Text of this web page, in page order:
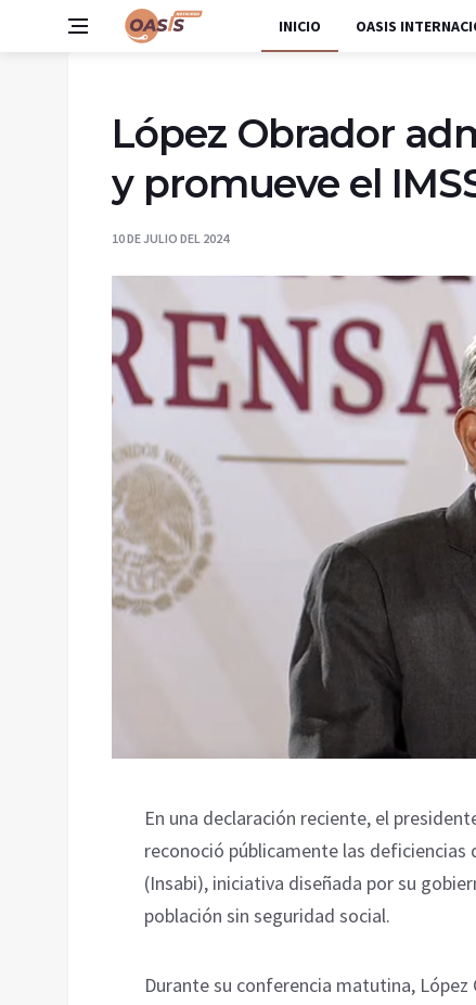
INICIO OASIS
López Obrador
y promueve el
10 DE JULIO DEL 2024
En una declaración reciente, el
reconoció públicamente las
(Insabi), iniciativa diseñada por su
población sin seguridad social.
Durante su conferencia matutina,